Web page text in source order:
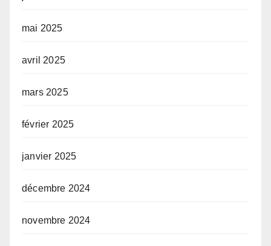
mai 2025
avril 2025
mars 2025
février 2025
janvier 2025
décembre 2024
novembre 2024